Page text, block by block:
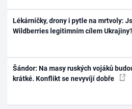
Lékárničky, drony i pytle na mrtvoly:
Wildberries legitimním cílem
Šándor: Na masy ruských vojáků
krátké. Konflikt se nevyvíjí dobře